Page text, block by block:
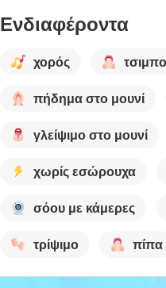
Ενδιαφέροντα
χορός
πήδημα στο μουνί
γλείψιμο στο μουνί
χωρίς εσώρουχα
σόου με κάμερες
τρίψιμο πίπα